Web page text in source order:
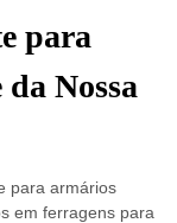
para
Nossa
para armários
em ferragens para